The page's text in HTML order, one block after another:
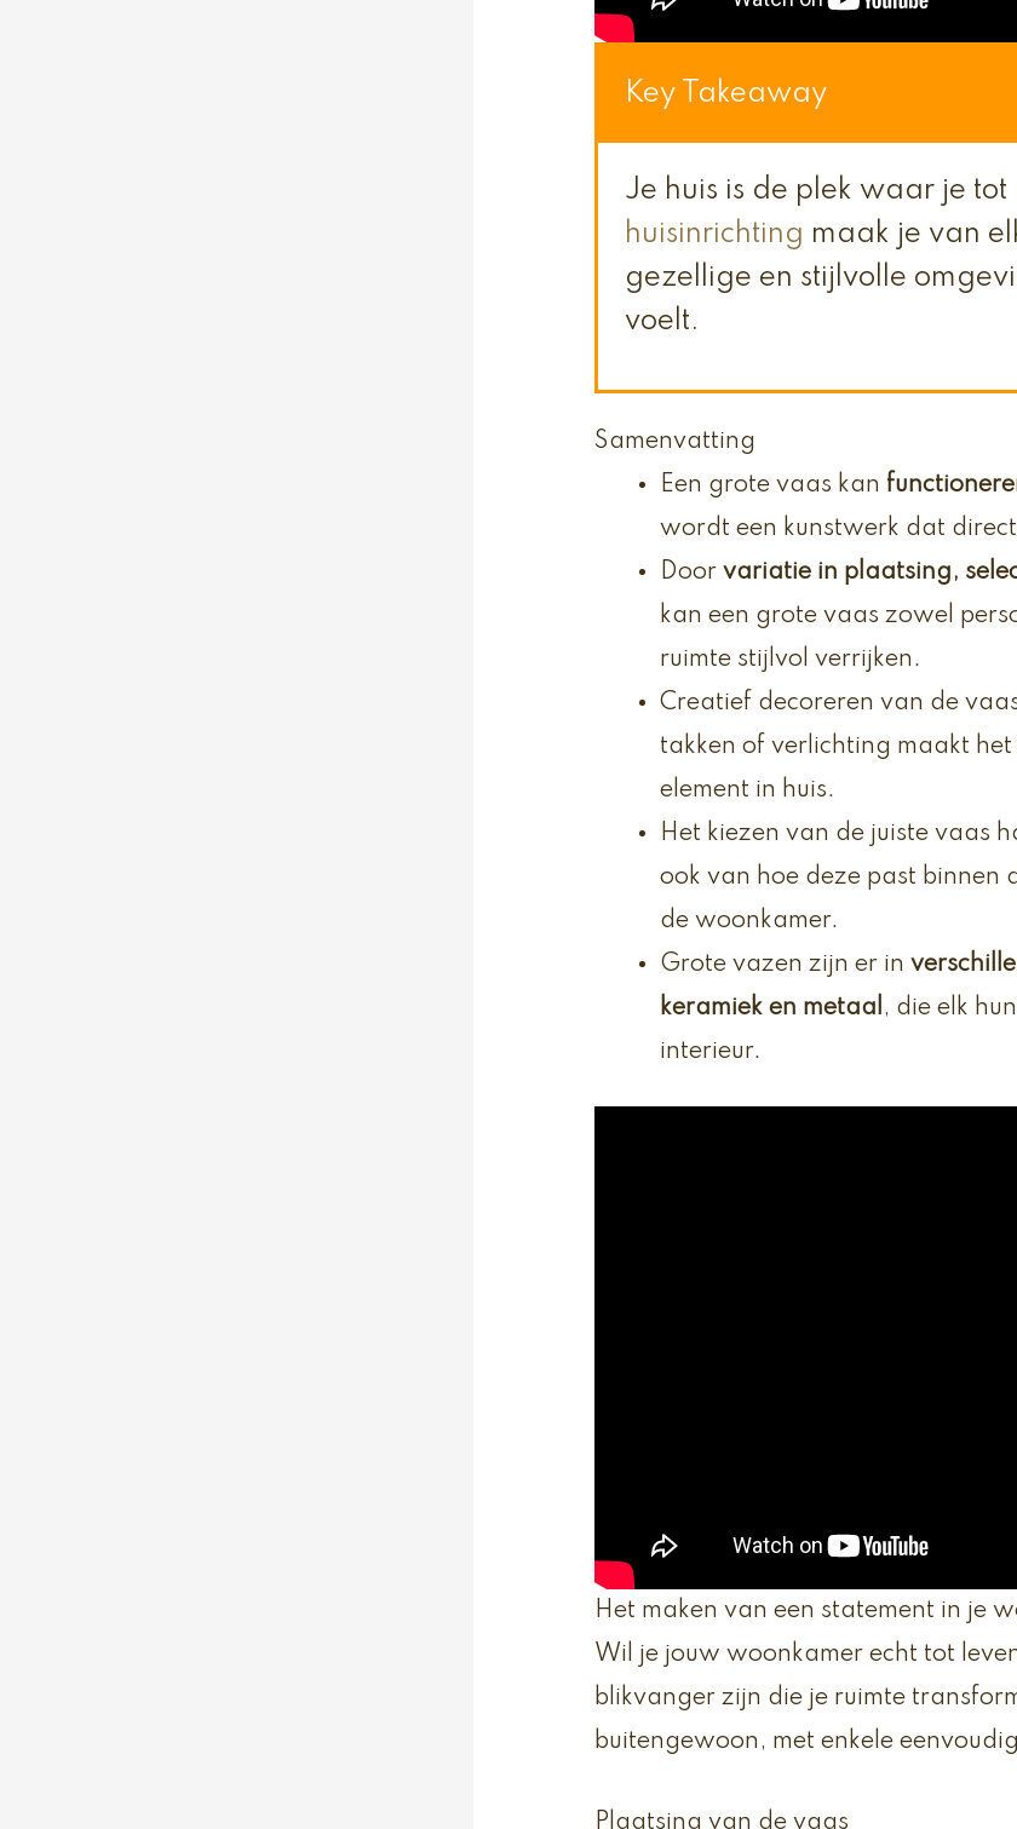
Key Takeaway
Je huis is de plek waar je tot
huisinrichting maak je van
gezellige en stijlvolle
voelt.
Samenvatting
Een grote vaas kan
wordt een kunstwerk dat
Door variatie in plaatsing,
kan een grote vaas zowel
ruimte stijlvol verrijken.
Creatief decoreren van de
takken of verlichting maakt
element in huis.
Het kiezen van de juiste vaas
ook van hoe deze past binnen
de woonkamer.
Grote vazen zijn er in
keramiek en metaal , die elk
interieur.
Het maken van een statement in je
Wil je jouw woonkamer echt tot
blikvanger zijn die je ruimte
buitengewoon, met enkele
Plaatsing van de vaas